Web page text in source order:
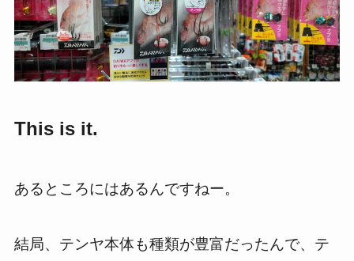
This is it.
あるところにはあるんですねー。
結局、テンヤ本体も種類が豊富だったんで、テ